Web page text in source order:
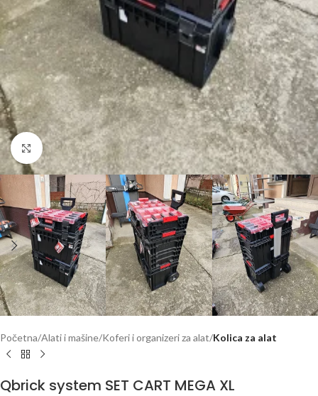
Kliknite za uvećanje
Početna Alati i mašine Koferi i organizeri za alat Kolica za alat
Qbrick system SET CART MEGA XL